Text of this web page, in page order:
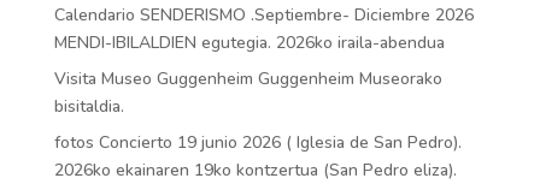
Calendario SENDERISMO .Septiembre- Diciembre 2026
MENDI-IBILALDIEN egutegia. 2026ko iraila-abendua
Visita Museo Guggenheim Guggenheim Museorako
bisitaldia.
fotos Concierto 19 junio 2026 ( Iglesia de San Pedro).
2026ko ekainaren 19ko kontzertua (San Pedro eliza).